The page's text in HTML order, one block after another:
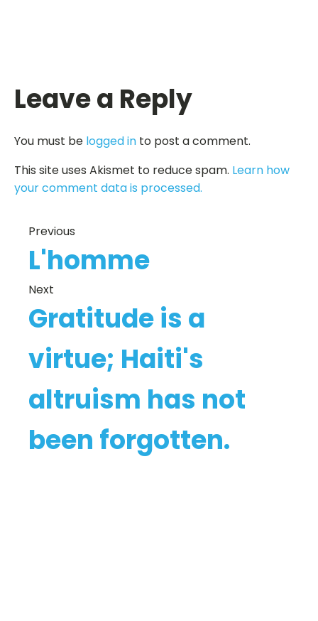
Leave a Reply
You must be logged in to post a comment.
This site uses Akismet to reduce spam. Learn how
your comment data is processed.
Previous
L'homme
Next
Gratitude is a
virtue; Haiti's
altruism has not
been forgotten.